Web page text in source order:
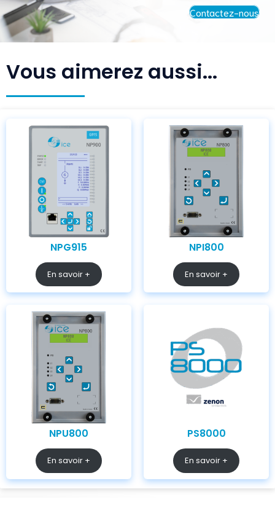
Contactez-nous
Vous aimerez aussi...
NPG915
En savoir +
NPI800
En savoir +
NPU800
En savoir +
PS8000
En savoir +